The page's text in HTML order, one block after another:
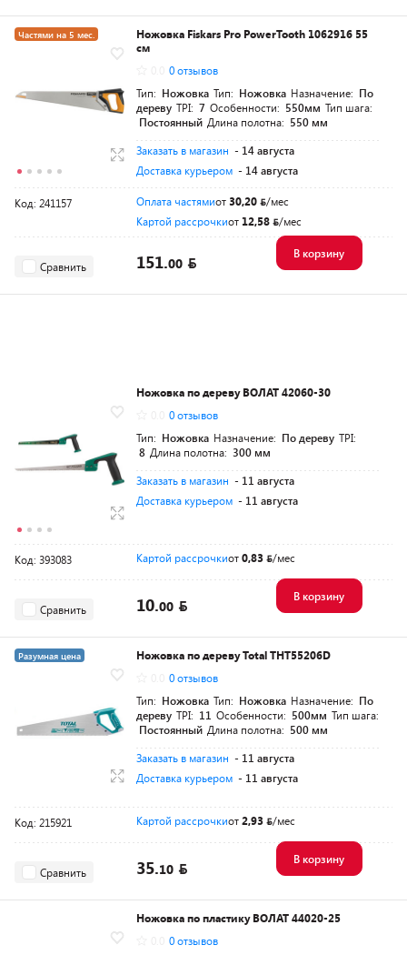
Частями на 5 мес.
Ножовка Fiskars Pro PowerTooth 1062916 55
см
0 отзывов
Тип: Ножовка Тип: Ножовка Назначение: По
дереву TPI: 7 Особенности: 550мм Тип шага:
Постоянный Длина полотна: 550 мм
Заказать в магазин - 14 августа
Доставка курьером - 14 августа
Код: 241157 Оплата частямиот30,20
/мес
Картой рассрочкиот 12,58 /мес
Сравнить 151.00
В корзину
Ножовка по дереву ВОЛАТ 42060-30
0 отзывов
Тип: Ножовка Назначение: По дереву TPI:
8 Длина полотна: 300 мм
Заказать в магазин - 11 августа
Доставка курьером - 11 августа
Код: 393083 Картой рассрочкиот0,83 /мес
Сравнить 10.00
В корзину
Разумная цена
Ножовка по дереву Total THT55206D
0 отзывов
Тип: Ножовка Тип: Ножовка Назначение: По
дереву TPI: 11 Особенности: 500мм Тип шага:
Постоянный Длина полотна: 500 мм
Заказать в магазин - 11 августа
Доставка курьером - 11 августа
Код: 215921 Картой рассрочкиот2,93 /мес
Сравнить 35.10
В корзину
Ножовка по пластику ВОЛАТ 44020-25
0 отзывов